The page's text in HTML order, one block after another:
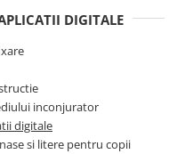
pentru
copii
DIGITALE
inconjurator
digitale
si litere pentru copii